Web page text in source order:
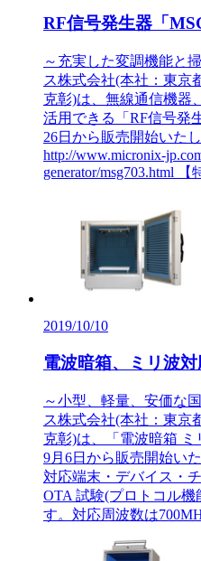
RF信号発生器「
～充実した変調機能と
ス株式会社(本社：東京
克彰)は、無線通信機器
活用できる「RF信号発
26日から販売開始いた
http://www.micronix-
generator/msg703.html
2019/10/10
電波暗箱、ミリ波
～小型、軽量、安価な
ス株式会社(本社：東京
克彰)は、「電波暗箱 ミ
9月6日から販売開始い
対応端末・デバイス・
OTA 試験(プロトコル
す。対応周波数は